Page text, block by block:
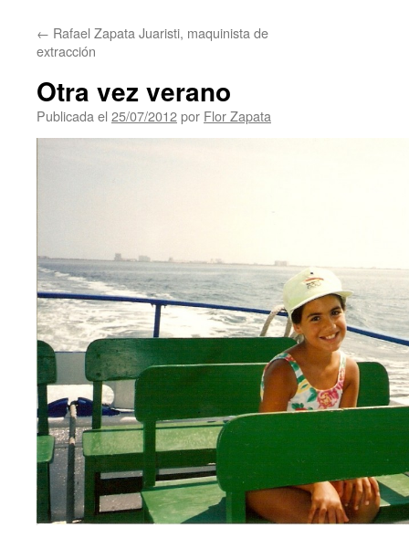
← Rafael Zapata Juaristi, maquinista de
extracción
Otra vez verano
Publicada el 25/07/2012por Flor Zapata